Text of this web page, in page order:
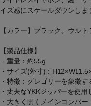
イズ感にスケールダウンしま
【カラー】ブラック、ウル
【製品仕様】
・重量：約55g
・サイズ(外寸)：
・特徴：グレゴリーを象徴
・丈夫なYKKジッパーを使
・大きく開くメインコンパ